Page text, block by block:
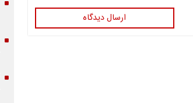
ارسال دیدگاه